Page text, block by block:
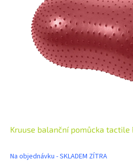
Kruuse balanční pomůcka tactile
Na objednávku - SKLADEM ZÍTRA